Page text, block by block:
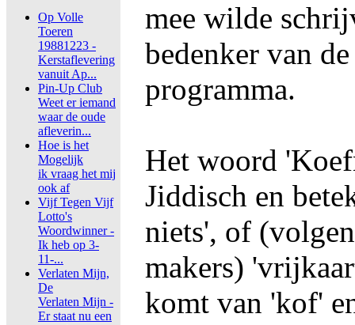
Op Volle
Toeren
19881223 -
Kerstaflevering
vanuit Ap...
Pin-Up Club
Weet er iemand
waar de oude
afleverin...
Hoe is het
Mogelijk
ik vraag het mij
ook af
Vijf Tegen Vijf
Lotto's
Woordwinner -
Ik heb op 3-
11-...
Verlaten Mijn,
De
Verlaten Mijn -
Er staat nu een
mee wilde
bedenker van
programma.
Het woord
Jiddisch en
niets', of
makers)
komt van 'kof'